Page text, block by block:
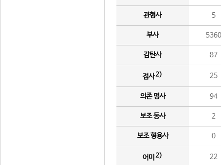
관형사 5
부사 5360
감탄사 87
접사2) 25
의존 명사 94
보조 동사 2
보조 형용사 0
어미 2) 22